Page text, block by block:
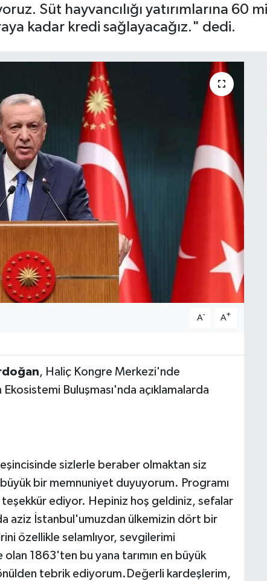
Süt hayvancılığı yatırımlarına 60
kadar kredi sağlayacağız." dedi.
A- A+
, Haliç Kongre Merkezi'nde
Buluşması'nda açıklamalarda
sizlerle beraber olmaktan siz
bir memnuniyet duyuyorum. Programı
teşekkür ediyor. Hepiniz hoş geldiniz, sefalar
aziz İstanbul'umuzdan ülkemizin dört bir
özellikle selamlıyor, sevgilerimi
1863'ten bu yana tarımın en büyük
tebrik ediyorum.Değerli kardeşlerim,